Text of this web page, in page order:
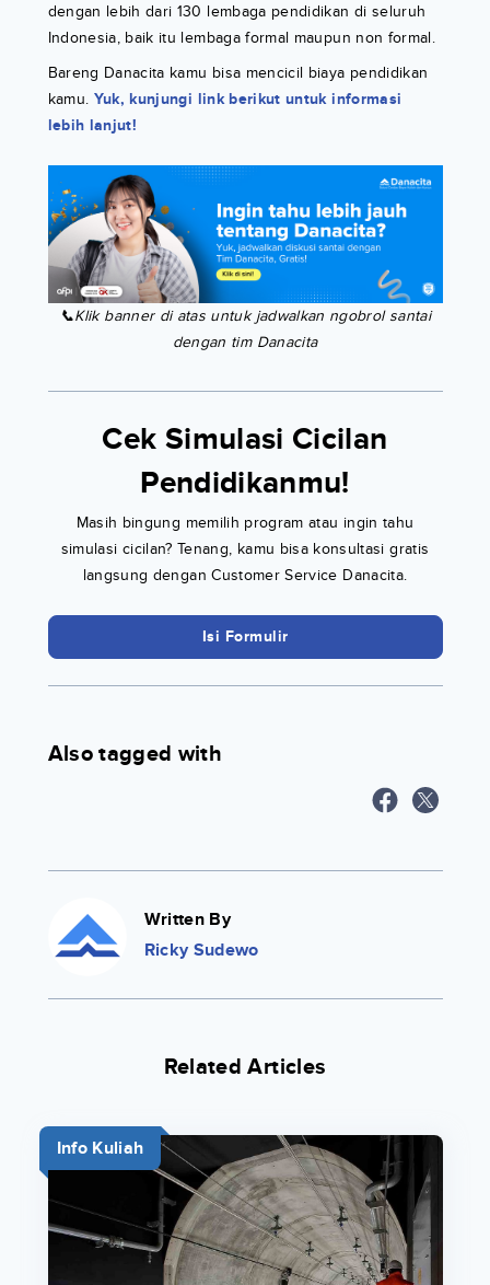
dengan lebih dari 130 lembaga pendidikan di seluruh
Indonesia, baik itu lembaga formal maupun non formal.
Bareng Danacita kamu bisa mencicil biaya pendidikan
kamu. Yuk, kunjungi link berikut untuk informasi
lebih lanjut!
📞Klik banner di atas untuk jadwalkan ngobrol santai
dengan tim Danacita
Cek Simulasi Cicilan
Pendidikanmu!
Masih bingung memilih program atau ingin tahu
simulasi cicilan? Tenang, kamu bisa konsultasi gratis
langsung dengan Customer Service Danacita.
Isi Formulir
Also tagged with
Written By
Ricky Sudewo
Related Articles
Info Kuliah